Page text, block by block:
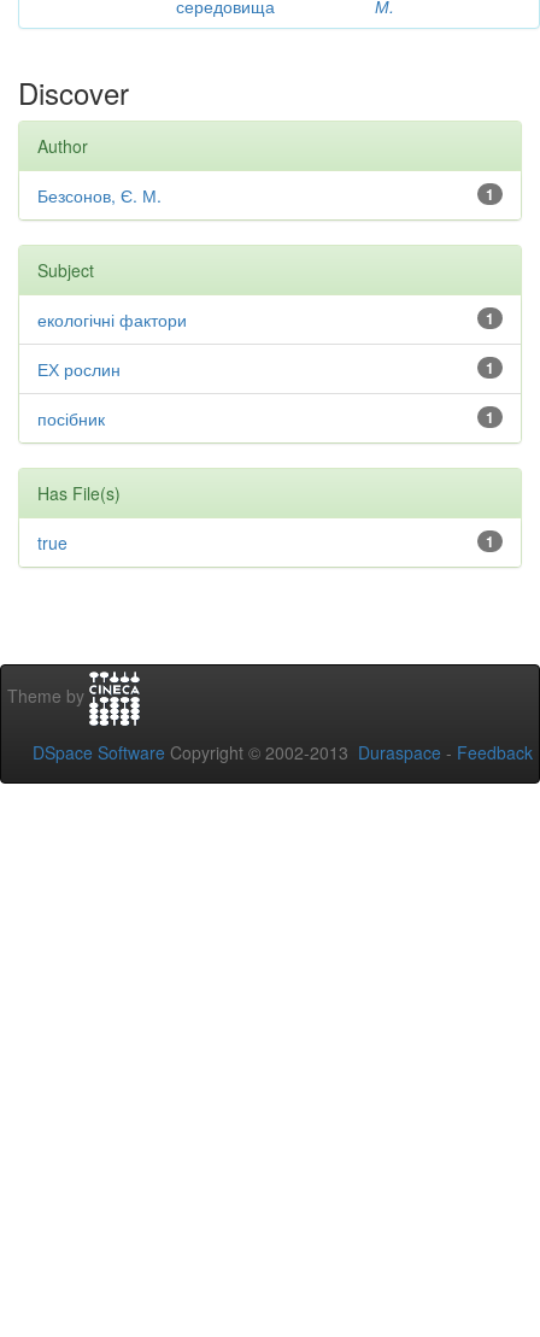
середовища
М.
Discover
Author
1
Безсонов, Є. М.
Subject
1
екологічні фактори
1
ЕХ рослин
1
посібник
Has File(s)
1
true
Theme by
DSpace Software Copyright © 2002-2013 Duraspace - Feedback